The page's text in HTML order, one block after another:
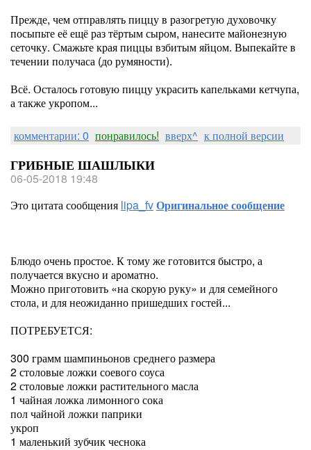
Прежде, чем отправлять пиццу в разогретую духовочку
посыпьте её ещё раз тёртым сыром, нанесите майонезную
сеточку. Смажьте края пиццы взбитым яйцом. Выпекайте в
течении получаса (до румяности).
Всё. Осталось готовую пиццу украсить капельками кетчупа,
а также укропом...
комментарии: 0 понравилось! вверх^ к полной версии
ГРИБНЫЕ ШАШЛЫКИ
06-05-2018 19:48
Это цитата сообщения lipa_fvОригинальное сообщение
Блюдо очень простое. К тому же готовится быстро, а
получается вкусно и ароматно.
Можно приготовить «на скорую руку» и для семейного
стола, и для неожиданно пришедших гостей...
ПОТРЕБУЕТСЯ:
300 грамм шампиньонов среднего размера
2 столовые ложки соевого соуса
2 столовые ложки растительного масла
1 чайная ложка лимонного сока
пол чайной ложки паприки
укроп
1 маленький зубчик чеснока